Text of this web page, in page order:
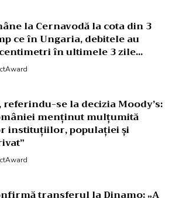
la Cernavodă la cota din 3
ce în Ungaria, debitele au
în ultimele 3 zile...
referindu-se la decizia Moody’s:
menținut mulțumită
instituțiilor, populației și